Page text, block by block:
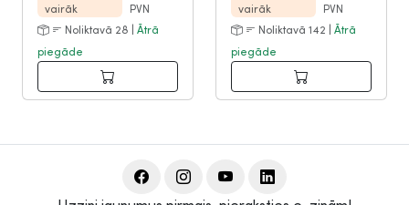
vairāk
PVN
Noliktavā 28 | Ātrā
piegāde
vairāk
PVN
Noliktavā 142 | Ātrā
piegāde